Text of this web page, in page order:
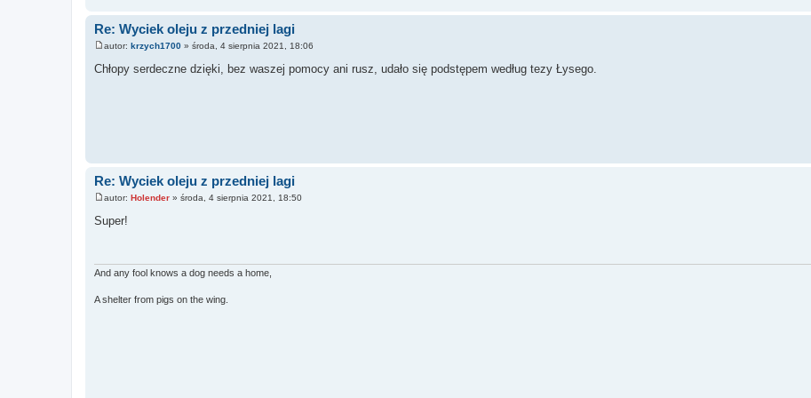
Re: Wyciek oleju z przedniej lagi
o
s
autor: krzych1700 » środa, 4 sierpnia 2021, 18:06
Chłopy serdeczne dzięki, bez waszej pomocy ani rusz, udało się podstępem według tezy Łysego.
Re: Wyciek oleju z przedniej lagi
o
s
autor: Holender » środa, 4 sierpnia 2021, 18:50
Super!
And any fool knows a dog needs a home,
A shelter from pigs on the wing.